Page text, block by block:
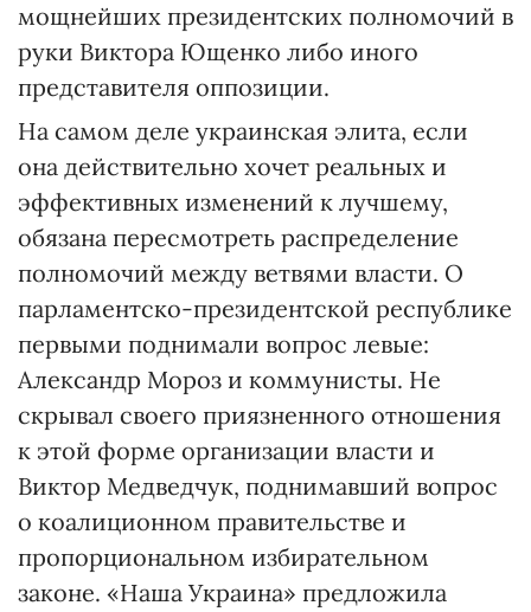
мощнейших президентских полномочий в
руки Виктора Ющенко либо иного
представителя оппозиции.
На самом деле украинская элита, если
она действительно хочет реальных и
эффективных изменений к лучшему,
обязана пересмотреть распределение
полномочий между ветвями власти. О
парламентско-президентской республике
первыми поднимали вопрос левые:
Александр Мороз и коммунисты. Не
скрывал своего приязненного отношения
к этой форме организации власти и
Виктор Медведчук, поднимавший вопрос
о коалиционном правительстве и
пропорциональном избирательном
законе. «Наша Украина» предложила